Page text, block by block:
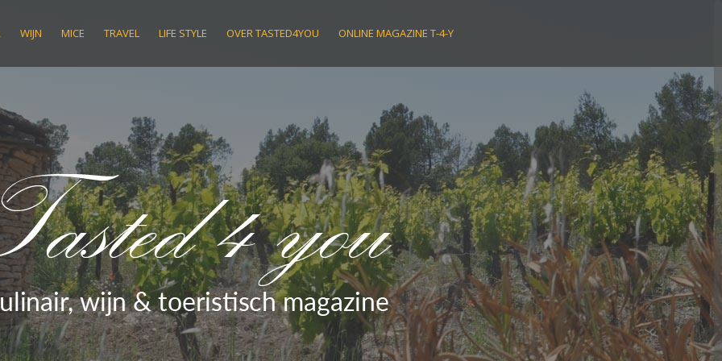
WIJN MICE TRAVEL LIFE STYLE OVER TASTED4YOU ONLINE MAGAZINE T-4-Y